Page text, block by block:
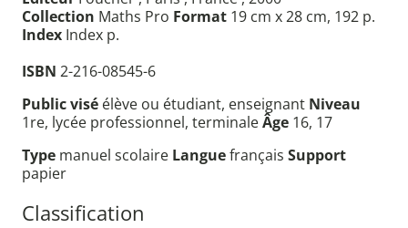
Collection Maths Pro Format 19 cm x 28 cm, 192 p.
Index Index p.
ISBN 2-216-08545-6
Public visé élève ou étudiant, enseignant Niveau
1re, lycée professionnel, terminaleÂge 16, 17
Type manuel scolaire Languefrançais Support
papier
Classification